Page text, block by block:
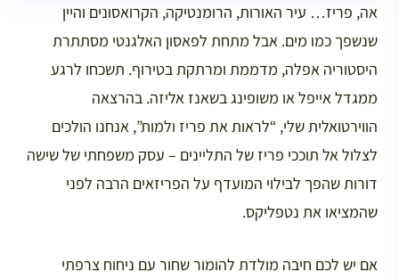
אה, פריז… עיר האורות, הרומנטיקה, הקרואסונים והיין
שנשפך כמו מים. אבל מתחת לפאסון האלגנטי מסתתרת
היסטוריה אפלה, מדממת ומרתקת בטירוף. תשכחו לרגע
ממגדל אייפל או משופינג בשאנז אליזה. בהרצאה
הווירטואלית שלי, “לראות את פריז ולמות”, אנחנו הולכים
לצלול אל תוככי פריז של התליינים – עסק משפחתי של שישה
דורות שהפך לבילוי המועדף על הפריזאים הרבה לפני
שהמציאו את נטפליקס.
אם יש לכם חיבה מולדת להומור שחור עם ניחוח צרפתי